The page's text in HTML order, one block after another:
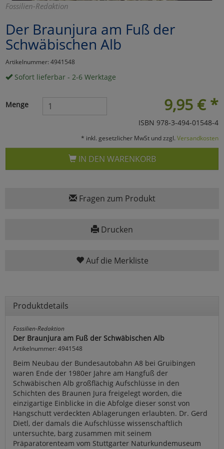
Fossilien-Redaktion
Der Braunjura am Fuß der
Schwäbischen Alb
Artikelnummer: 4941548
Sofort lieferbar - 2-6 Werktage
9,95 € *
Menge
ISBN 978-3-494-01548-4
* inkl. gesetzlicher MwSt und zzgl. Versandkosten
IN DEN WARENKORB
Fragen zum Produkt
Drucken
Auf die Merkliste
Produktdetails
Fossilien-Redaktion
Der Braunjura am Fuß der Schwäbischen Alb
Artikelnummer: 4941548
Beim Neubau der Bundesautobahn A8 bei Gruibingen
waren Ende der 1980er Jahre am Hangfuß der
Schwäbischen Alb großflächig Aufschlüsse in den
Schichten des Braunen Jura freigelegt worden, die
einzigartige Einblicke in die Abfolge dieser sonst von
Hangschutt verdeckten Ablagerungen erlaubten. Dr. Gerd
Dietl, der damals die Aufschlüsse wissenschaftlich
untersuchte, barg zusammen mit seinem
Präparatorenteam vom Stuttgarter Naturkundemuseum
Umfragetools
Cookies
Alle Akzeptieren
zu Haupptseite